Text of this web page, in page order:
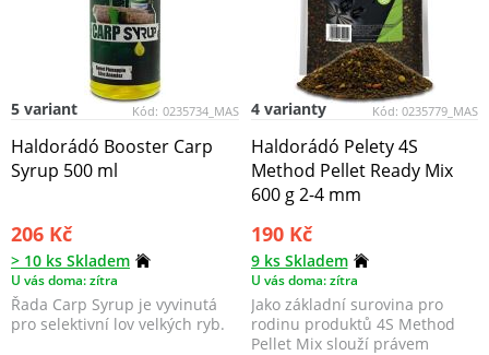
Kód: 0235734_MAS
5 variant
Haldorádó Booster Carp
Syrup 500 ml
206 Kč
> 10 ks Skladem
U vás doma: zítra
Řada Carp Syrup je vyvinutá
pro selektivní lov velkých ryb.
Kód: 0235779_MAS
4 varianty
Haldorádó Pelety 4S
Method Pellet Ready Mix
600 g 2-4 mm
190 Kč
9 ks Skladem
U vás doma: zítra
Jako základní surovina pro
rodinu produktů 4S Method
Pellet Mix slouží právem